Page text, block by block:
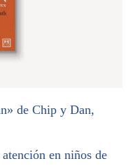
de Chip y Dan,
en niños de